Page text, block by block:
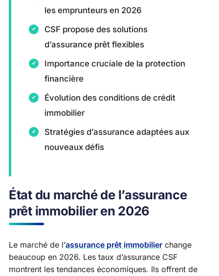
les emprunteurs en 2026
CSF propose des solutions
d’assurance prêt flexibles
Importance cruciale de la protection
financière
Évolution des conditions de crédit
immobilier
Stratégies d’assurance adaptées aux
nouveaux défis
État du marché de l’assurance
prêt immobilier en 2026
Le marché de l’assurance prêt immobilier change
beaucoup en 2026. Les taux d’assurance CSF
montrent les tendances économiques. Ils offrent de